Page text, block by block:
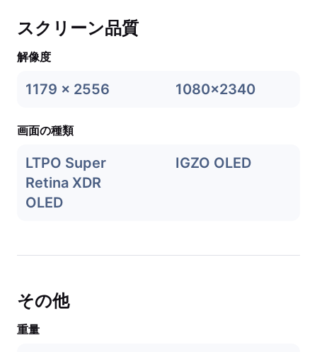
スクリーン品質
解像度
1179 x 2556 1080x2340
画面の種類
LTPO Super
Retina XDR
OLED
IGZO OLED
その他
重量